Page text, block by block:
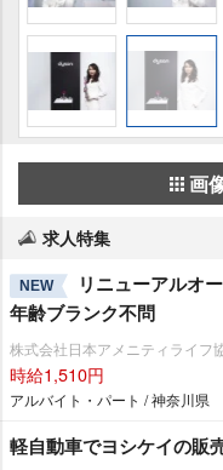
画
求人特集
NEW
リニューアルオ
年齢ブランク不問
株式会社日本アメニティライフ
時給1,510円
アルバイト・パート / 神奈川県
軽自動車でヨシケイの販